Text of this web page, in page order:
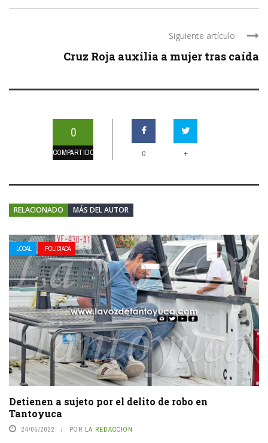
Siguiente artículo
Cruz Roja auxilia a mujer tras caída
0
COMPARTIDOS 0 +
RELACIONADO MÁS DEL AUTOR
LOCAL POLICIACA
Detienen a sujeto por el delito de robo en
Tantoyuca
24/05/2022 POR LA REDACCIÓN